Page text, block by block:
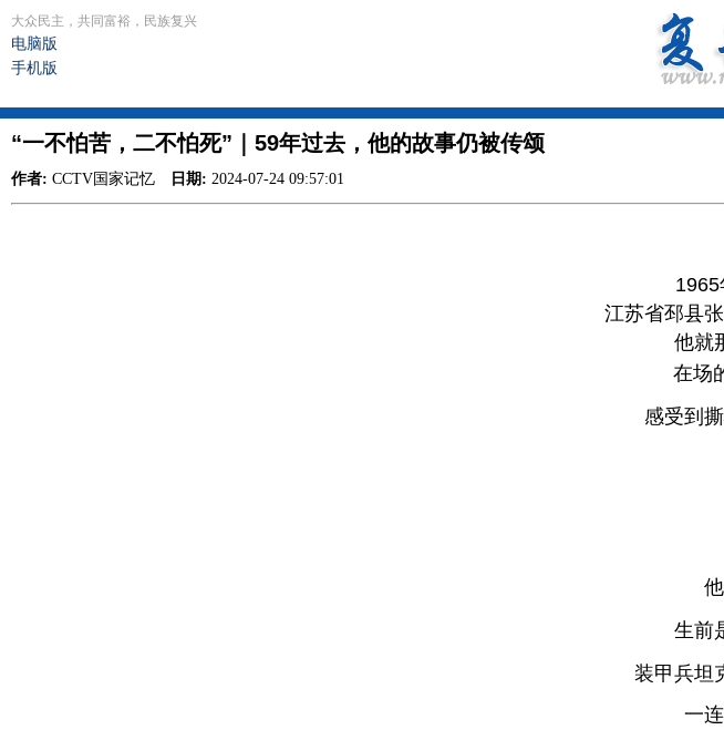
大众民主，共同富裕，民族复兴
电脑版
手机版
“一不怕苦，二不怕死”｜59年过去，他的故事仍被传颂
作者: CCTV国家记忆 日期: 2024-07-24 09:57:01
1965
江苏省邳县
他就
在场
感受到
生前
装甲兵坦
一